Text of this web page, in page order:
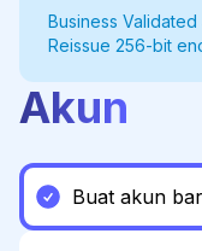
Business
Reissue 256-bit
Akun
Buat akun